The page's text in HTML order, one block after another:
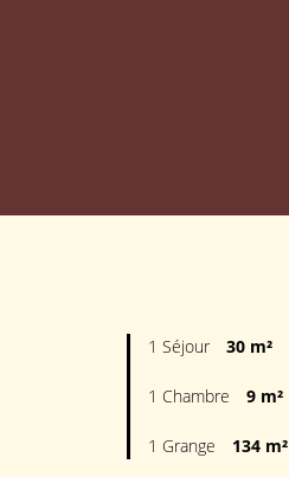
1 Séjour 30 m²
1 Chambre 9 m²
1 Grange 134 m²